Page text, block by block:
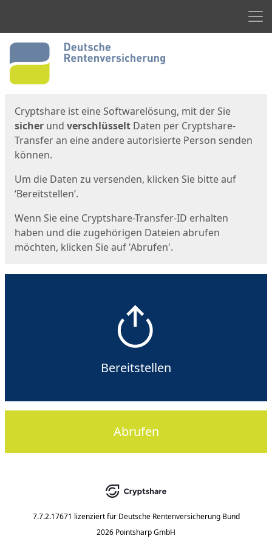
Start
Cryptshare ist eine Softwarelösung, mit der Sie
sicher und verschlüsselt Daten per Cryptshare-
Transfer an eine andere autorisierte Person senden
können.
Um die Daten zu versenden, klicken Sie bitte auf
‘Bereitstellen’.
Wenn Sie eine Cryptshare-Transfer-ID erhalten
haben und die zugehörigen Dateien abrufen
möchten, klicken Sie auf 'Abrufen'.
Bereitstellen
Abrufen
7.7.2.17671 lizenziert für Deutsche Rentenversicherung Bund
2026 Pointsharp GmbH